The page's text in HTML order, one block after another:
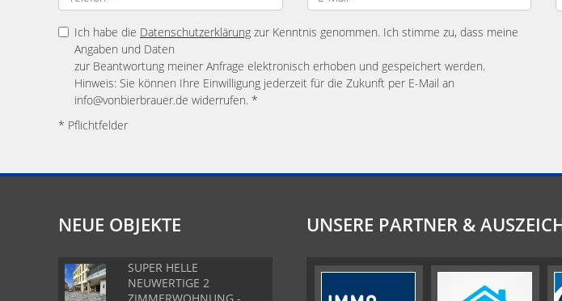
Ich habe die Datenschutzerklärung zur Kenntnis genommen. Ich stimme zu, dass meine
Angaben und Daten
zur Beantwortung meiner Anfrage elektronisch erhoben und gespeichert werden.
Hinweis: Sie können Ihre Einwilligung jederzeit für die Zukunft per E-Mail an
info@vonbierbrauer.de widerrufen. *
* Pflichtfelder
NEUE OBJEKTE
SUPER HELLE
NEUWERTIGE 2
UNSERE PARTNER &